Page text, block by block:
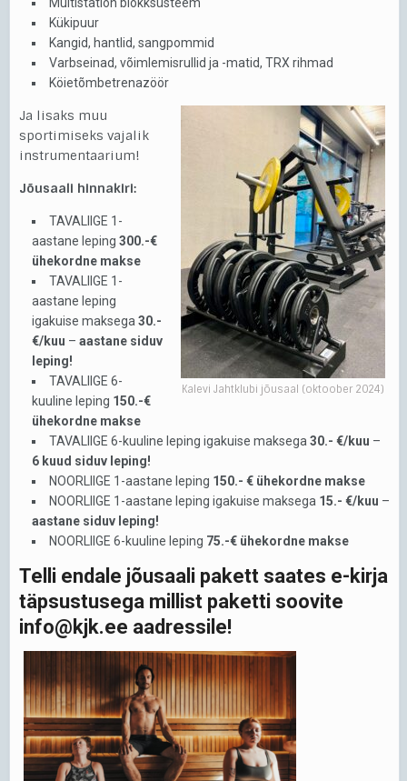
Kükipuur
Kangid, hantlid, sangpommid
Varbseinad, võimlemisrullid ja -matid, TRX rihmad
Köietõmbetrenazöör
Kalevi Jahtklubi jõusaal (oktoober 2024)
Ja lisaks muu
sportimiseks vajalik
instrumentaarium!
Jõusaali hinnakiri:
TAVALIIGE 1-
aastane leping 300.-€
ühekordne makse
TAVALIIGE 1-
aastane leping
igakuise maksega 30.-
€/kuu – aastane siduv
leping!
TAVALIIGE 6-
kuuline leping 150.-€
ühekordne makse
TAVALIIGE 6-kuuline leping igakuise maksega 30.- €/kuu –
6 kuud siduv leping!
NOORLIIGE 1-aastane leping 150.- € ühekordne makse
NOORLIIGE 1-aastane leping igakuise maksega 15.- €/kuu –
aastane siduv leping!
NOORLIIGE 6-kuuline leping 75.-€ ühekordne makse
Telli endale jõusaali pakett saates e-kirja
täpsustusega millist paketti soovite
info@kjk.ee aadressile!